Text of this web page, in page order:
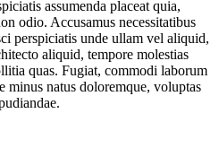
assumenda placeat quia,
odio. Accusamus necessitatibus
perspiciatis unde ullam vel aliquid,
aliquid, tempore molestias
quas. Fugiat, commodi laborum
minus natus doloremque, voluptas